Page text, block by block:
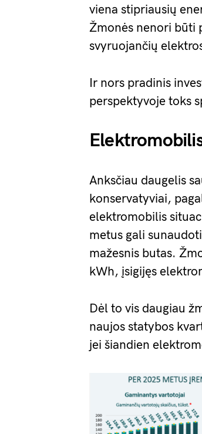
viena stipriausių
Žmonės nenori būti
svyruojančių
Ir nors pradinis
perspektyvoje toks
Anksčiau daugelis
konservatyviai,
elektromobilis
metus gali
mažesnis butas.
kWh, įsigijęs
Dėl to vis daugiau
naujos statybos
jei šiandien